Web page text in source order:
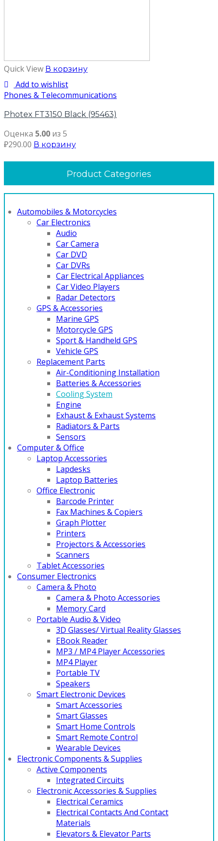
Quick View В корзину
Add to wishlist
Phones & Telecommunications
Photex FT3150 Black (95463)
Оценка 5.00 из 5
₽290.00 В корзину
Product Categories
Automobiles & Motorcycles
Car Electronics
Audio
Car Camera
Car DVD
Car DVRs
Car Electrical Appliances
Car Video Players
Radar Detectors
GPS & Accessories
Marine GPS
Motorcycle GPS
Sport & Handheld GPS
Vehicle GPS
Replacement Parts
Air-Conditioning Installation
Batteries & Accessories
Cooling System
Engine
Exhaust & Exhaust Systems
Radiators & Parts
Sensors
Computer & Office
Laptop Accessories
Lapdesks
Laptop Batteries
Office Electronic
Barcode Printer
Fax Machines & Copiers
Graph Plotter
Printers
Projectors & Accessories
Scanners
Tablet Accessories
Consumer Electronics
Camera & Photo
Camera & Photo Accessories
Memory Card
Portable Audio & Video
3D Glasses/ Virtual Reality Glasses
EBook Reader
MP3 / MP4 Player Accessories
MP4 Player
Portable TV
Speakers
Smart Electronic Devices
Smart Accessories
Smart Glasses
Smart Home Controls
Smart Remote Control
Wearable Devices
Electronic Components & Supplies
Active Components
Integrated Circuits
Electronic Accessories & Supplies
Electrical Ceramics
Electrical Contacts And Contact
Materials
Elevators & Elevator Parts